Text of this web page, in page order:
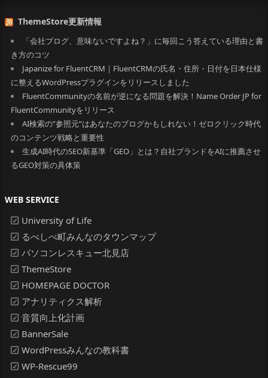
ThemeStore更新情報
「会社ブログ、意味ないですよね？」に毎回こう答えている理由と書
き方のコツ
Japanize for FluentCRM｜FluentCRMの氏名・住所・日付を日本仕様
に整えるWordPressプラグインをリリースしました
FluentCommunityの名前が逆になる問題を解決！Name Order JP for
FluentCommunityをリリース
AI検索の”参照元”はあなたのブログかもしれない！ゼロクリック時代
のコンテンツ戦略と重要性
生成AI時代のSEO新基準「GEO」とは？自社ブランドをAIに推薦させ
るGEO対策の具体策
WEB SERVICE
University of Life
るべしべ町みんなのタウンマップ
パソコンレスキュー北見店
ThemeStore
HOMEPAGE DOCTOR
アナリティクス解析
音質向上化計画
BannerSale
WordPressみんなの教科書
WP-Rescue99